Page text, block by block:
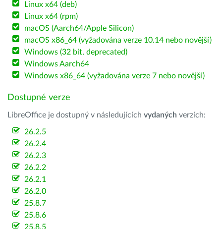
Linux x64 (deb)
Linux x64 (rpm)
macOS (Aarch64/Apple Silicon)
macOS x86_64 (vyžadována verze 10.14 nebo novější)
Windows (32 bit, deprecated)
Windows Aarch64
Windows x86_64 (vyžadována verze 7 nebo novější)
Dostupné verze
LibreOffice je dostupný v následujících vydaných verzích:
26.2.5
26.2.4
26.2.3
26.2.2
26.2.1
26.2.0
25.8.7
25.8.6
25.8.5